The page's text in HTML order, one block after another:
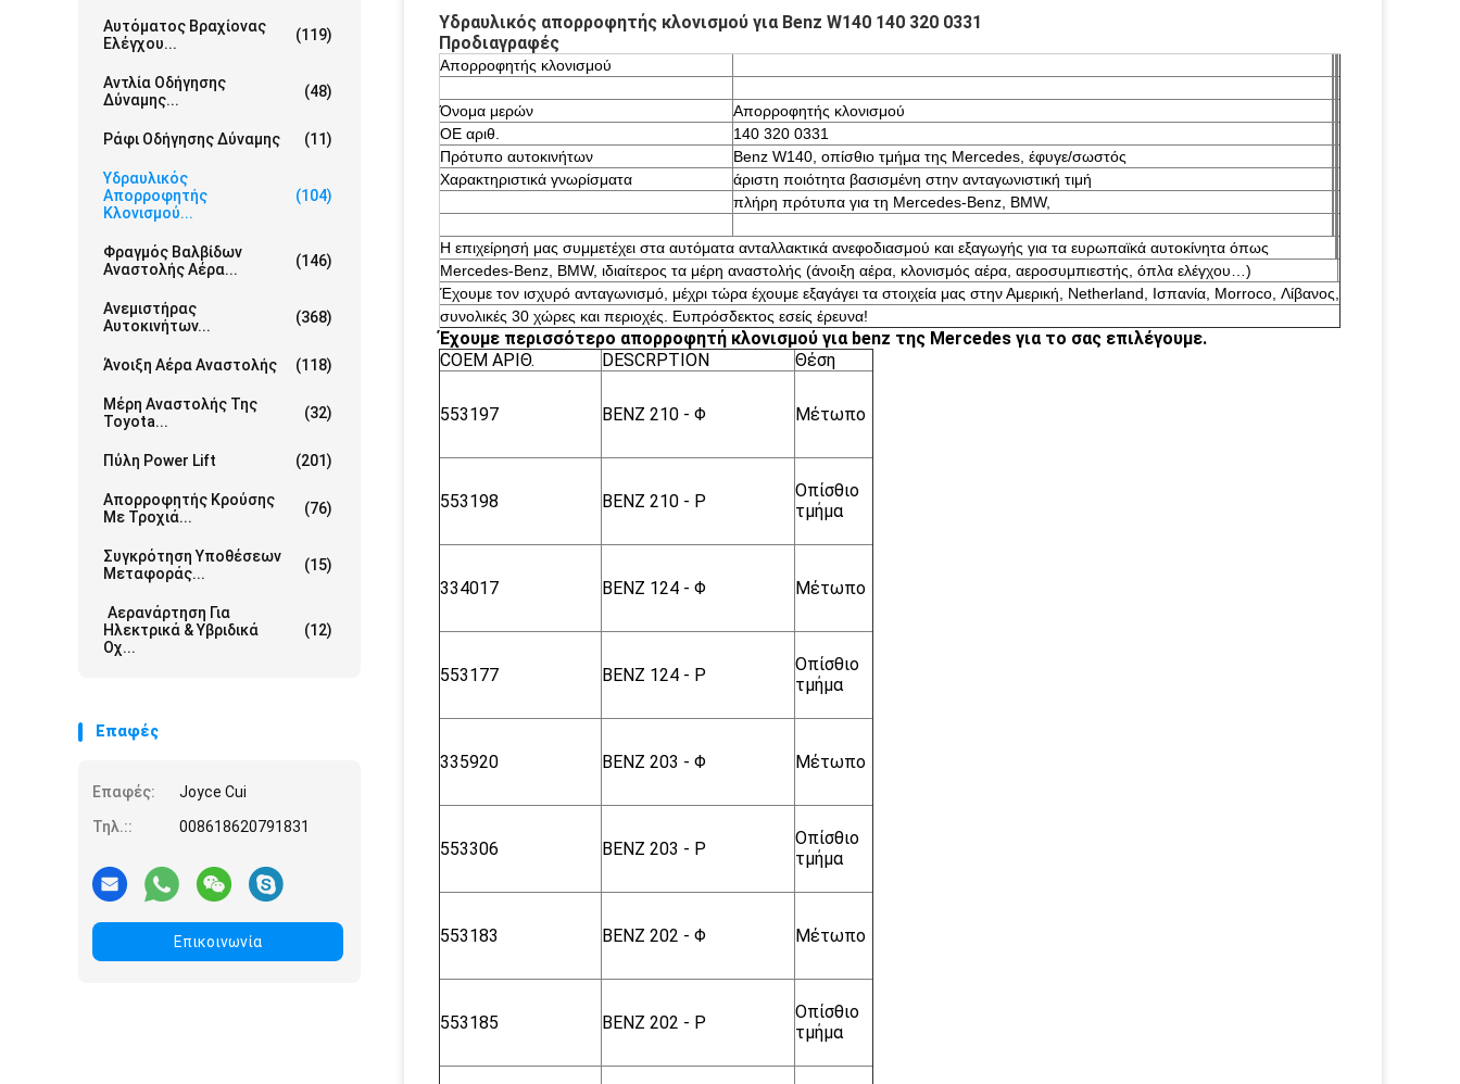
Αυτόματος Βραχίονας
Ελέγχου...
(119)
Αντλία Οδήγησης
Δύναμης...
(48)
Ράφι Οδήγησης Δύναμης (11)
Υδραυλικός
Απορροφητής
Κλονισμού...
(104)
Φραγμός Βαλβίδων
Αναστολής Αέρα...
(146)
Ανεμιστήρας
Αυτοκινήτων...
(368)
Άνοιξη Αέρα Αναστολής (118)
Μέρη Αναστολής Της
Toyota...
(32)
Πύλη Power Lift (201)
Απορροφητής Κρούσης
Με Τροχιά...
(76)
Συγκρότηση Υποθέσεων
Μεταφοράς...
(15)
Αερανάρτηση Για
Ηλεκτρικά & Υβριδικά
Οχ...
(12)
Επαφές
Επαφές:
Joyce Cui
Τηλ.::
008618620791831
Επικοινωνία
Υδραυλικός απορροφητής κλονισμού για Benz W140 140 320 0331
Προδιαγραφές
Απορροφητής κλονισμού
Όνομα μερών
Απορροφητής κλονισμού
OE αριθ.
140 320 0331
Πρότυπο αυτοκινήτων
Benz W140, οπίσθιο τμήμα της Mercedes, έφυγε/σωστός
Χαρακτηριστικά γνωρίσματα
άριστη ποιότητα βασισμένη στην ανταγωνιστική τιμή
πλήρη πρότυπα για τη Mercedes-Benz, BMW,
Η επιχείρησή μας συμμετέχει στα αυτόματα ανταλλακτικά ανεφοδιασμού και εξαγωγής για τα ευρωπαϊκά αυτοκίνητα όπως
Mercedes-Benz, BMW, ιδιαίτερος τα μέρη αναστολής (άνοιξη αέρα, κλονισμός αέρα, αεροσυμπιεστής, όπλα ελέγχου…)
Έχουμε τον ισχυρό ανταγωνισμό, μέχρι τώρα έχουμε εξαγάγει τα στοιχεία μας στην Αμερική, Netherland, Ισπανία, Morroco, Λίβανος,
συνολικές 30 χώρες και περιοχές. Ευπρόσδεκτος εσείς έρευνα!
Έχουμε περισσότερο απορροφητή κλονισμού για benz της Mercedes για το σας επιλέγουμε.
COEM ΑΡΙΘ.
DESCRPTION Θέση
553197 BENZ 210 - Φ Μέτωπο
553198 BENZ 210 - Ρ
Οπίσθιο
τμήμα
334017 BENZ 124 - Φ Μέτωπο
553177 BENZ 124 - Ρ
Οπίσθιο
τμήμα
335920 BENZ 203 - Φ Μέτωπο
553306 BENZ 203 - Ρ
Οπίσθιο
τμήμα
553183 BENZ 202 - Φ Μέτωπο
553185 BENZ 202 - Ρ
Οπίσθιο
τμήμα